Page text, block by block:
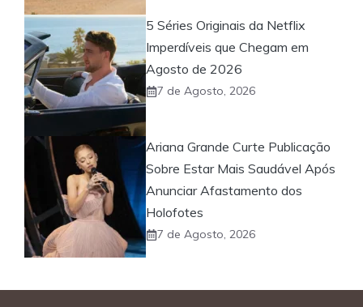
5 Séries Originais da Netflix
Imperdíveis que Chegam em
Agosto de 2026
7 de Agosto, 2026
Ariana Grande Curte Publicação
Sobre Estar Mais Saudável Após
Anunciar Afastamento dos
Holofotes
7 de Agosto, 2026